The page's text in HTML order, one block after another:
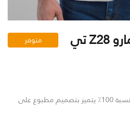
1973 شيفروليه كامارو Z28 تي متوفر
قميص عالية الجوده من القطن بنسبة 100٪ يتميز بتصميم مطبوع على